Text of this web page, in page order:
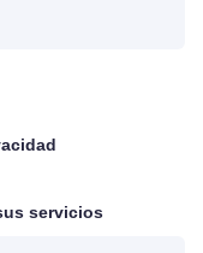
servicios